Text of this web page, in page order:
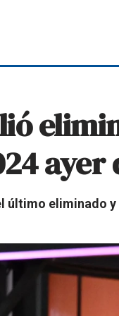
ayer
último eliminado